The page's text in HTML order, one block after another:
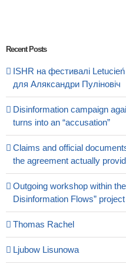
Recent Posts
ISHR на фестивалі
для Аляксандри Пуліновіч
Disinformation campaign
turns into an “accusation”
Claims and official
the agreement actually
Outgoing workshop within
Disinformation Flows” project
Thomas Rachel
Ljubow Lisunowa